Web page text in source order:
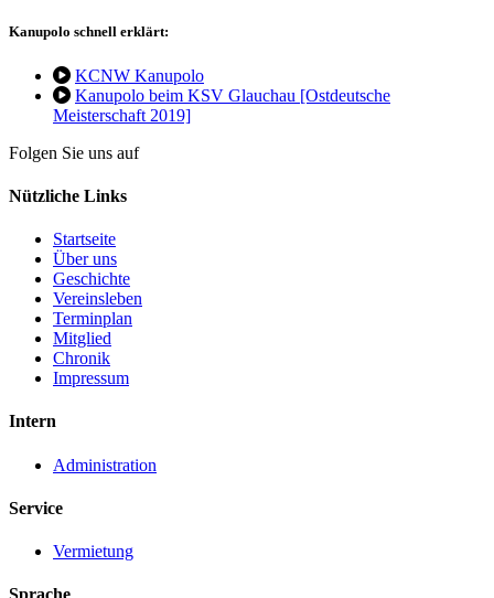
Kanupolo schnell erklärt:
KCNW Kanupolo
Kanupolo beim KSV Glauchau [Ostdeutsche
Meisterschaft 2019]
Folgen Sie uns auf
Nützliche Links
Startseite
Über uns
Geschichte
Vereinsleben
Terminplan
Mitglied
Chronik
Impressum
Intern
Administration
Service
Vermietung